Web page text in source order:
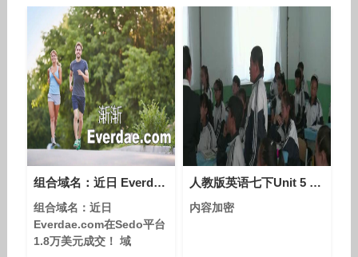
组合域名：近日 Everdae.com在Sedo平台1.8万美元成交！
组合域名：近日
Everdae.com在Sedo平台
1.8万美元成交！ 域
人教版英语七下Unit 5 Section B（3a-3b）课堂视频实录（段晓新）
内容加密